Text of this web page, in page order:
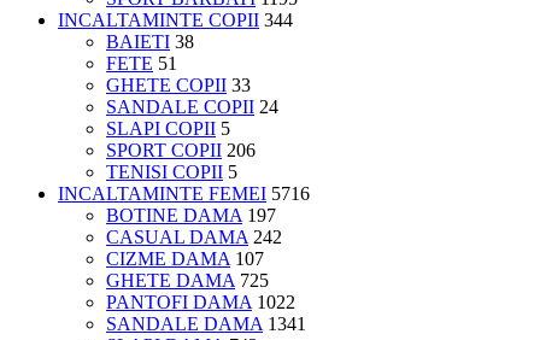
INCALTAMINTE COPII 344
BAIETI 38
FETE 51
GHETE COPII 33
SANDALE COPII 24
SLAPI COPII 5
SPORT COPII 206
TENISI COPII 5
INCALTAMINTE FEMEI 5716
BOTINE DAMA 197
CASUAL DAMA 242
CIZME DAMA 107
GHETE DAMA 725
PANTOFI DAMA 1022
SANDALE DAMA 1341